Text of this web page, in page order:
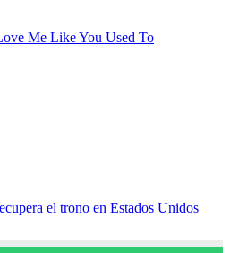
Me Like You Used To
el trono en Estados Unidos